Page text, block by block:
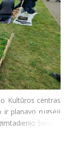
Kultūros centras
ir planavo rugsėjį
šventę,